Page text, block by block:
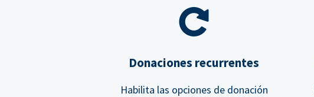
Donaciones recurrentes
Habilita las opciones de donación